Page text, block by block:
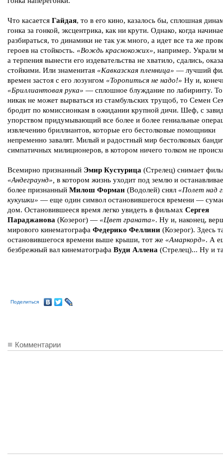
Что касается Гайдая, то в его кино, казалось бы, сплошная
гонка за гонкой, эксцентрика, как ни крути. Однако, когда
разбираться, то динамики не так уж много, а идет все та же
героев на стойкость. «Вождь краснокожих», например. Украли
а терпения вынести его издевательства не хватило, сдались,
стойкими. Или знаменитая «Кавказская пленница» — лучший
времен застоя с его лозунгом «Торопиться не надо!» Ну и,
«Бриллиантовая рука» — сплошное блуждание по лабиринту.
никак не может вырваться из стамбульских трущоб, то Семен
бродит по комиссионкам в ожидании крупной дичи. Шеф, с
упорством придумывающий все более и более гениальные
извлечению бриллиантов, которые его бестолковые помощники
непременно завалят. Милый и радостный мир бестолковых
симпатичных милиционеров, в котором ничего толком не
Всемирно признанный Эмир Кустурица (Стрелец) снимает
«Андеграунд», в котором жизнь уходит под землю и
более признанный Милош Форман (Водолей) снял «Полет над
кукушки» — еще один символ остановившегося времени —
дом. Остановившееся время легко увидеть в фильмах Сергея
Параджанова (Козерог) — «Цвет граната». Ну и, наконец,
мирового кинематографа Федерико Феллини (Козерог). Здесь
остановившегося времени выше крыши, тот же «Амаркорд». А
безбрежный вал кинематографа Вуди Аллена (Стрелец)... Ну и
Поделиться
Комментарии